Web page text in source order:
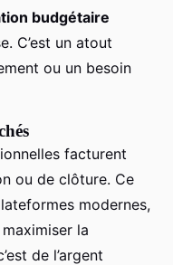
budgétaire
C’est un atout
ou un besoin
facturent
ou de clôture. Ce
modernes,
la
de l’argent